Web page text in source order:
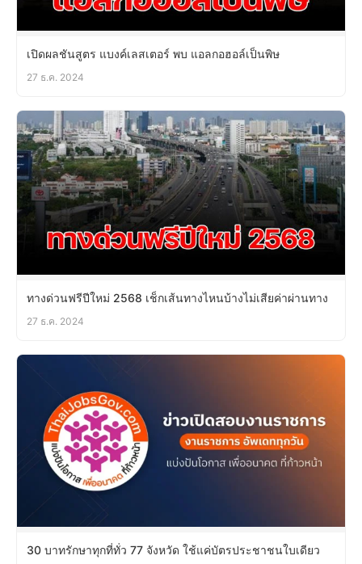
เปิดผลชันสูตร แบงค์เลสเตอร์ พบ แอลกอฮอล์เป็นพิษ
27 ธ.ค. 2024
ทางด่วนฟรีปีใหม่ 2568 เช็กเส้นทางไหนบ้างไม่เสียค่าผ่านทาง
27 ธ.ค. 2024
30 บาทรักษาทุกที่ทั่ว 77 จังหวัด ใช้แค่บัตรประชาชนใบเดียว